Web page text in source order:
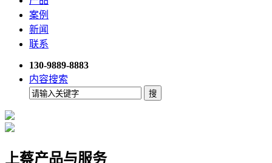
案例
新闻
联系
130-9889-8883
内容搜索
上蔡产品与服务